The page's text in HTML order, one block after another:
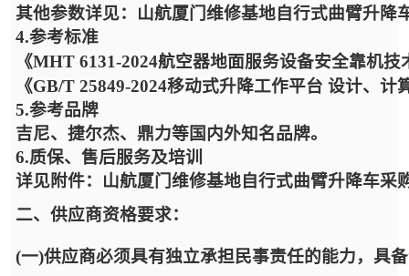
其他参数详见：山航厦门维修基地自行式曲臂升降
4.参考标准
《MHT 6131-2024航空器地面服务设备安全靠机技
《GB/T 25849-2024移动式升降工作平台 设计、
5.参考品牌
吉尼、捷尔杰、鼎力等国内外知名品牌。
6.质保、售后服务及培训
详见附件：山航厦门维修基地自行式曲臂升降车采
二、供应商资格要求：
(一)供应商必须具有独立承担民事责任的能力，具